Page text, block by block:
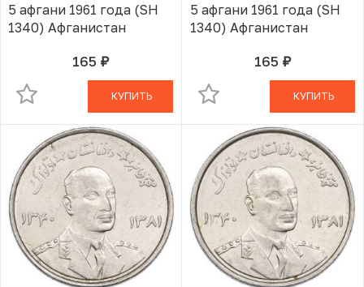
5 афгани 1961 года (SH
1340) Афганистан
165 руб.В КОРЗИНЕ
КУПИТЬ
5 афгани 1961 года (SH
1340) Афганистан
165 руб.В КОРЗИНЕ
КУПИТЬ